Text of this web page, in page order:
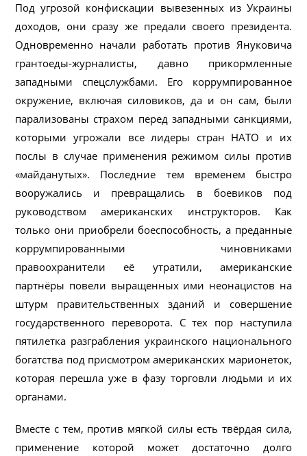
Под угрозой конфискации вывезенных из Украины
доходов, они сразу же предали своего президента.
Одновременно начали работать против Януковича
грантоеды-журналисты, давно прикормленные
западными спецслужбами. Его коррумпированное
окружение, включая силовиков, да и он сам, были
парализованы страхом перед западными санкциями,
которыми угрожали все лидеры стран НАТО и их
послы в случае применения режимом силы против
«майданутых». Последние тем временем быстро
вооружались и превращались в боевиков под
руководством американских инструкторов. Как
только они приобрели боеспособность, а преданные
коррумпированными чиновниками
правоохранители её утратили, американские
партнёры повели выращенных ими неонацистов на
штурм правительственных зданий и совершение
государственного переворота. С тех пор наступила
пятилетка разграбления украинского национального
богатства под присмотром американских марионеток,
которая перешла уже в фазу торговли людьми и их
органами.
Вместе с тем, против мягкой силы есть твёрдая сила,
применение которой может достаточно долго